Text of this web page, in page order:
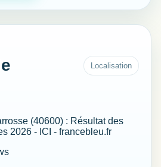
Localisation
(40600) : Résultat des
2026 - ICI - francebleu.fr